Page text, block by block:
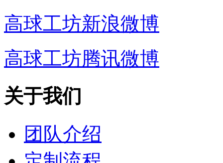
高球工坊新浪微博
高球工坊腾讯微博
关于我们
团队介绍